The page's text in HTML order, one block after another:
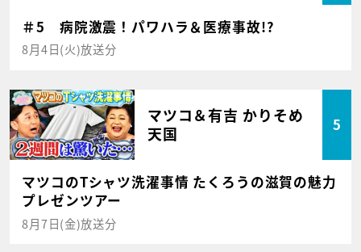
＃5 病院激震！パワハラ＆医療事故!?
8月4日(火)放送分
マツコ＆有吉 かりそめ
天国
5
マツコのTシャツ洗濯事情 たくろうの滋賀の魅力
プレゼンツアー
8月7日(金)放送分